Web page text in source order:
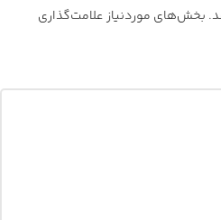
بخش‌های موردنیاز علامت‌گذاری